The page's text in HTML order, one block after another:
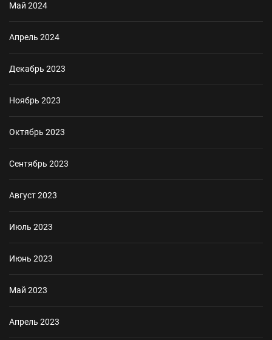
Май 2024
Апрель 2024
Декабрь 2023
Ноябрь 2023
Октябрь 2023
Сентябрь 2023
Август 2023
Июль 2023
Июнь 2023
Май 2023
Апрель 2023